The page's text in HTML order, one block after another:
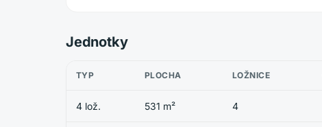
Jednotky
TYP PLOCHA LOŽNICE
4 lož. 531 m² 4